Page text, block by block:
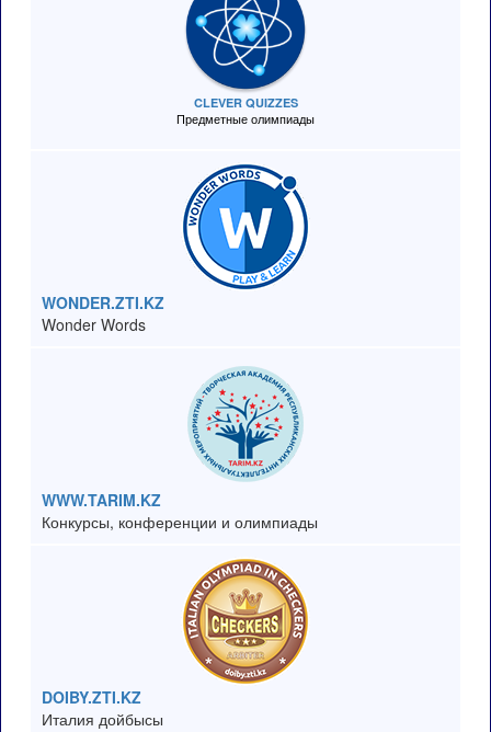
CLEVER QUIZZES
Предметные олимпиады
WONDER.ZTI.KZ
Wonder Words
WWW.TARIM.KZ
Конкурсы, конференции и олимпиады
DOIBY.ZTI.KZ
Италия дойбысы